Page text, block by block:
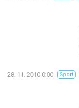
28. 11. 2010 0:00 Sport